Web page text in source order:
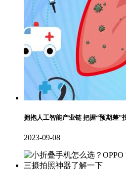
拥抱人工智能产业链 把握“预期差”
2023-09-08